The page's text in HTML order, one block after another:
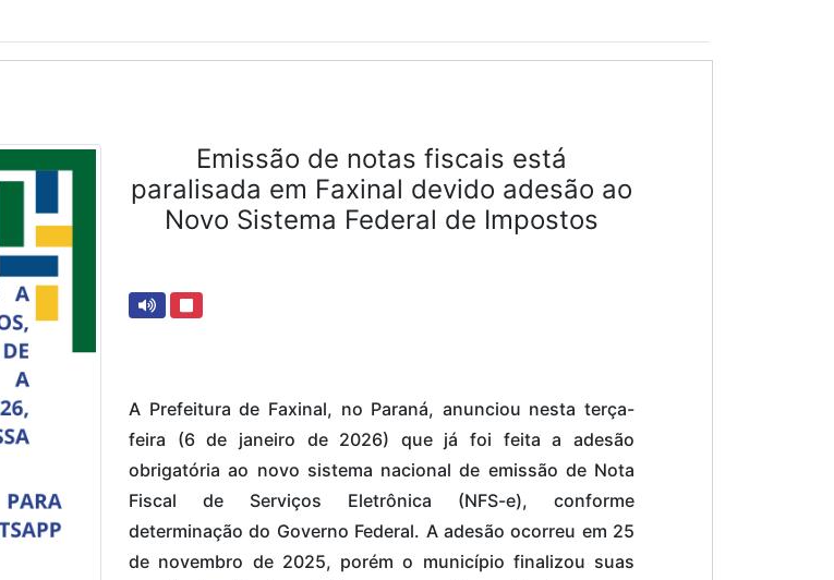
Emissão de notas fiscais está
paralisada em Faxinal devido adesão ao
Novo Sistema Federal de Impostos
A Prefeitura de Faxinal, no Paraná, anunciou nesta terça-
feira (6 de janeiro de 2026) que já foi feita a adesão
obrigatória ao novo sistema nacional de emissão de Nota
Fiscal de Serviços Eletrônica (NFS-e), conforme
determinação do Governo Federal. A adesão ocorreu em 25
de novembro de 2025, porém o município finalizou suas